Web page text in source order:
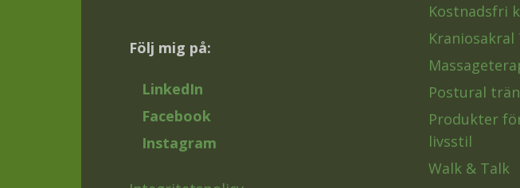
Följ mig på:
LinkedIn
Facebook
Instagram
Kostnadsfri
Kraniosakral
Postural
Produkter
livsstil
Walk & Talk